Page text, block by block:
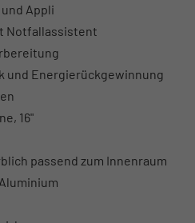
Appli
Notfallassistent
und Energierückgewinnung
16"
passend zum Innenraum